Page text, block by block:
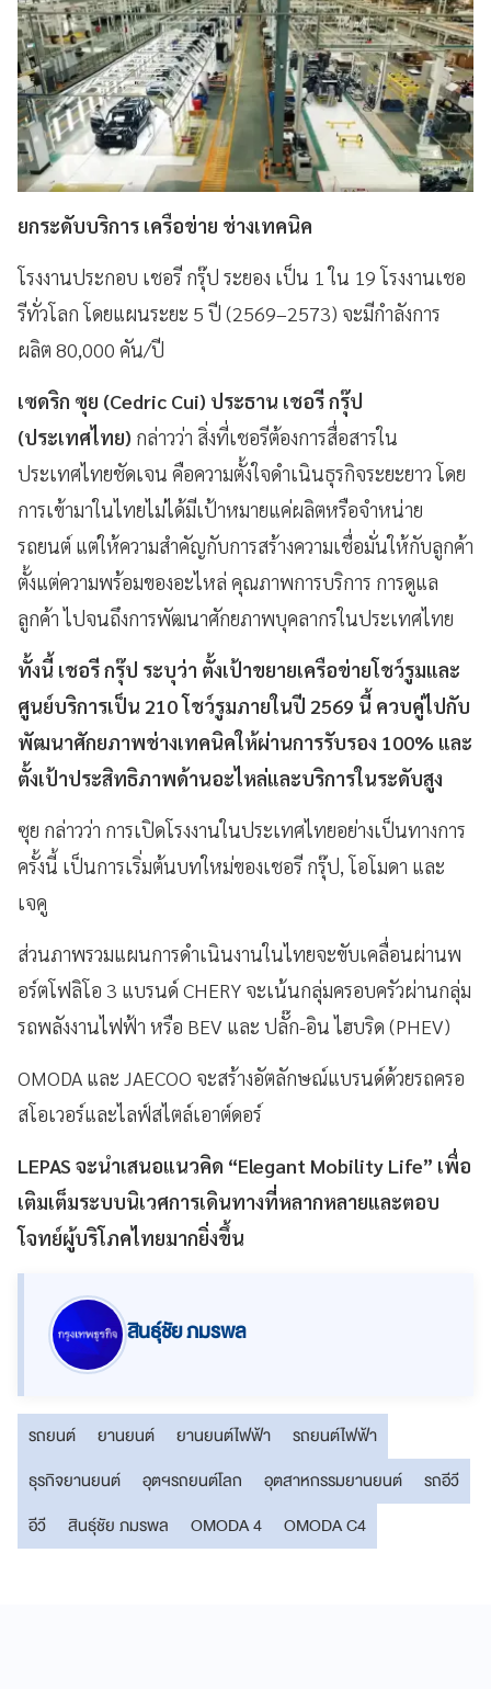
ยกระดับบริการ เครือข่าย ช่างเทคนิค
โรงงานประกอบ เชอรี กรุ๊ป ระยอง เป็น 1 ใน 19 โรงงานเชอ
รีทั่วโลก โดยแผนระยะ 5 ปี (2569–2573) จะมีกำลังการ
ผลิต 80,000 คัน/ปี
เซดริก ซุย (Cedric Cui) ประธาน เชอรี กรุ๊ป
(ประเทศไทย) กล่าวว่า สิ่งที่เชอรีต้องการสื่อสารใน
ประเทศไทยชัดเจน คือความตั้งใจดำเนินธุรกิจระยะยาว โดย
การเข้ามาในไทยไม่ได้มีเป้าหมายแค่ผลิตหรือจำหน่าย
รถยนต์ แต่ให้ความสำคัญกับการสร้างความเชื่อมั่นให้กับลูกค้า
ตั้งแต่ความพร้อมของอะไหล่ คุณภาพการบริการ การดูแล
ลูกค้า ไปจนถึงการพัฒนาศักยภาพบุคลากรในประเทศไทย
ทั้งนี้ เชอรี กรุ๊ป ระบุว่า ตั้งเป้าขยายเครือข่ายโชว์รูมและ
ศูนย์บริการเป็น 210 โชว์รูมภายในปี 2569 นี้ ควบคู่ไปกับ
พัฒนาศักยภาพช่างเทคนิคให้ผ่านการรับรอง 100% และ
ตั้งเป้าประสิทธิภาพด้านอะไหล่และบริการในระดับสูง
ซุย กล่าวว่า การเปิดโรงงานในประเทศไทยอย่างเป็นทางการ
ครั้งนี้ เป็นการเริ่มต้นบทใหม่ของเชอรี กรุ๊ป, โอโมดา และ
เจคู
ส่วนภาพรวมแผนการดำเนินงานในไทยจะขับเคลื่อนผ่านพ
อร์ตโฟลิโอ 3 แบรนด์ CHERY จะเน้นกลุ่มครอบครัวผ่านกลุ่ม
รถพลังงานไฟฟ้า หรือ BEV และ ปลั๊ก-อิน ไฮบริด (PHEV)
OMODA และ JAECOO จะสร้างอัตลักษณ์แบรนด์ด้วยรถครอ
สโอเวอร์และไลฟ์สไตล์เอาต์ดอร์
LEPAS จะนำเสนอแนวคิด “Elegant Mobility Life” เพื่อ
เติมเต็มระบบนิเวศการเดินทางที่หลากหลายและตอบ
โจทย์ผู้บริโภคไทยมากยิ่งขึ้น
สินธุ์ชัย ภมรพล
รถยนต์ ยานยนต์ ยานยนต์ไฟฟ้า
รถยนต์ไฟฟ้า
ธุรกิจยานยนต์
อุตฯรถยนต์โลก อุตสาหกรรมยานยนต์
รถอีวี
อีวี
สินธุ์ชัย ภมรพล OMODA 4 OMODA C4